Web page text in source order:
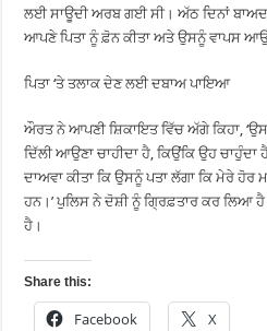
ਲਈ ਸਾਊਦੀ ਅਰਬ ਗਈ ਸੀ। ਅੱਠ ਦਿਨਾਂ
ਆਪਣੇ ਪਿਤਾ ਨੂੰ ਫ਼ੋਨ ਕੀਤਾ ਅਤੇ ਉਸਨੂੰ ਵਾਪਸ
ਪਿਤਾ ‘ਤੇ ਤਲਾਕ ਦੇਣ ਲਈ ਦਬਾਅ ਪਾਇਆ
ਔਰਤ ਨੇ ਆਪਣੀ ਸ਼ਿਕਾਇਤ ਵਿੱਚ ਅੱਗੇ ਕਿਹਾ,
ਦਿੱਲੀ ਆਉਣਾ ਚਾਹੀਦਾ ਹੈ, ਕਿਉਂਕਿ ਉਹ
ਦਾਅਵਾ ਕੀਤਾ ਕਿ ਉਸਨੂੰ ਪਤਾ ਲੱਗਾ ਕਿ ਮੇਰੇ
ਹਨ।’ ਪੁਲਿਸ ਨੇ ਦੋਸ਼ੀ ਨੂੰ ਗ੍ਰਿਫ਼ਤਾਰ ਕਰ ਲਿਆ
ਹੈ।
Share this:
Facebook X